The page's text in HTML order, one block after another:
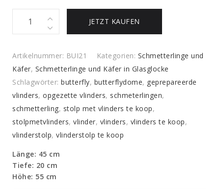
Glockenkrug,
gefüllt
mit
blauen
und
weißen
Schmetterlingen
JETZT KAUFEN
Artikelnummer: BUI21 Kategorien: Schmetterlinge und
Käfer, Schmetterlinge und Käfer in Glasglocke
Schlagwörter: butterfly, butterflydome, geprepareerde
vlinders, opgezette vlinders, schmeterlingen,
schmetterling, stolp met vlinders te koop,
stolpmetvlinders, vlinder, vlinders, vlinders te koop,
vlinderstolp, vlinderstolp te koop
Länge: 45 cm
Tiefe: 20 cm
Höhe: 55 cm